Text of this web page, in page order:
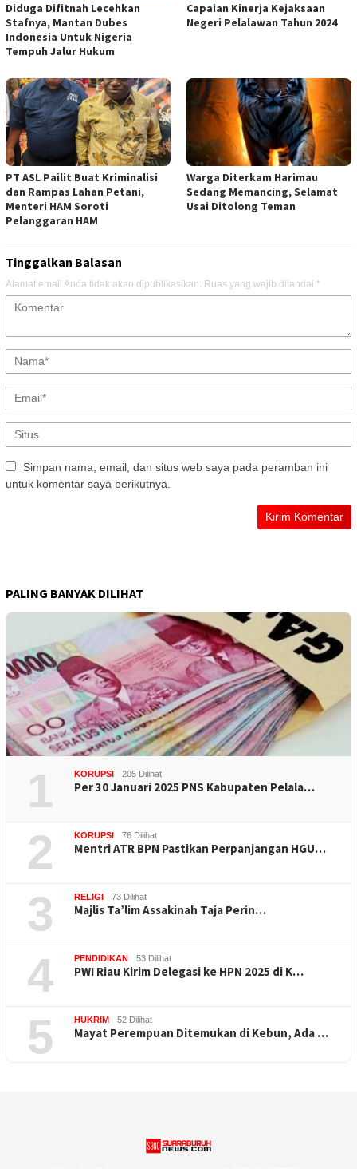
Diduga Difitnah Lecehkan
Stafnya, Mantan Dubes
Indonesia Untuk Nigeria
Tempuh Jalur Hukum
Capaian Kinerja Kejaksaan
Negeri Pelalawan Tahun 2024
PT ASL Pailit Buat Kriminalisi
dan Rampas Lahan Petani,
Menteri HAM Soroti
Pelanggaran HAM
Warga Diterkam Harimau
Sedang Memancing, Selamat
Usai Ditolong Teman
Tinggalkan Balasan
Alamat email Anda tidak akan dipublikasikan. Ruas yang wajib ditandai *
Simpan nama, email, dan situs web saya pada peramban ini
untuk komentar saya berikutnya.
PALING BANYAK DILIHAT
1 KORUPSI 205 Dilihat
Per 30 Januari 2025 PNS Kabupaten Pelala…
2 KORUPSI 76 Dilihat
Mentri ATR BPN Pastikan Perpanjangan HGU…
3 RELIGI 73 Dilihat
Majlis Ta’lim Assakinah Taja Perin…
4 PENDIDIKAN 53 Dilihat
PWI Riau Kirim Delegasi ke HPN 2025 di K…
5 HUKRIM 52 Dilihat
Mayat Perempuan Ditemukan di Kebun, Ada …